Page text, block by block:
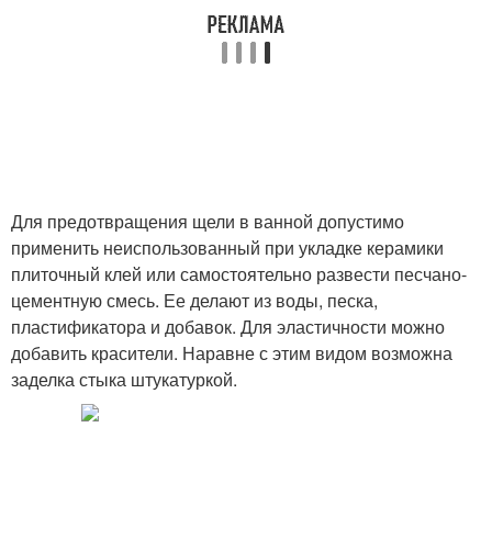
Для предотвращения щели в ванной допустимо
применить неиспользованный при укладке керамики
плиточный клей или самостоятельно развести песчано-
цементную смесь. Ее делают из воды, песка,
пластификатора и добавок. Для эластичности можно
добавить красители. Наравне с этим видом возможна
заделка стыка штукатуркой.